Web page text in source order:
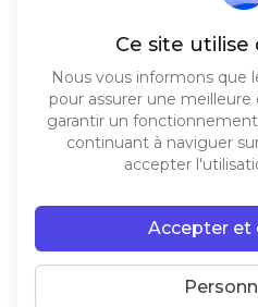
instagram
linkedin
contact
© 2021 SOUFFLE BLEU.
Ce site utilise
Nous vous informons que
pour assurer une
garantir un
continuant à naviguer
accepter
Accepter et